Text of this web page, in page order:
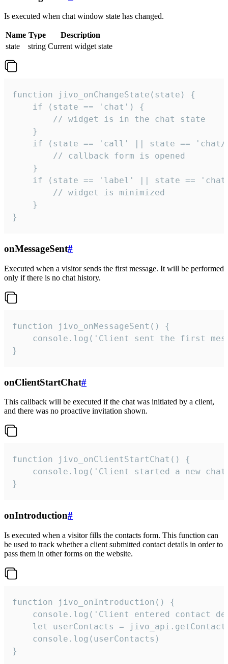
Is executed when chat window state has changed.
Name Type
Description
state
string Current widget state
function jivo_onChangeState(state) {
    if (state == 'chat') {
        // widget is in the chat state
    }
if (state == 'call' || state ==
        // callback form is opened
    }
if (state == 'label' || state ==
        // widget is minimized
    }
}
onMessageSent#
Executed when a visitor sends the first message. It will be performed
only if there is no chat history.
function jivo_onMessageSent() {
console.log('Client sent the first
}
onClientStartChat#
This callback will be executed if the chat was initiated by a client,
and there was no proactive invitation shown.
function jivo_onClientStartChat() {
console.log('Client started a new
}
onIntroduction#
Is executed when a visitor fills the contacts form. This function can
be used to track whether a client submitted contact details in order to
pass them in other forms on the website.
function jivo_onIntroduction() {
console.log('Client entered contact
let userContacts =
    console.log(userContacts)
}